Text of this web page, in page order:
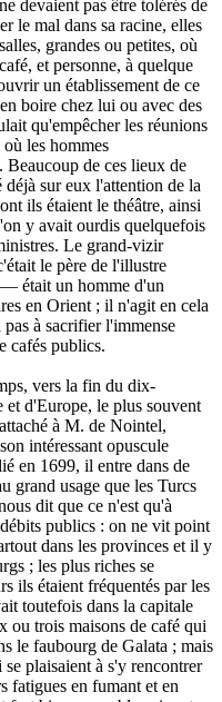
devaient pas être tolérés de
le mal dans sa racine, elles
grandes ou petites, où
et personne, à quelque
un établissement de ce
boire chez lui ou avec des
qu'empêcher les réunions
les hommes
Beaucoup de ces lieux de
sur eux l'attention de la
ils étaient le théâtre, ainsi
y avait ourdis quelquefois
Le grand-vizir
le père de l'illustre
— était un homme d'un
en Orient ; il n'agit en cela
à sacrifier l'immense
cafés publics.
vers la fin du dix-
et d'Europe, le plus souvent
à M. de Nointel,
intéressant opuscule
en 1699, il entre dans de
grand usage que les Turcs
dit que ce n'est qu'à
publics : on ne vit point
dans les provinces et il y
; les plus riches se
ils étaient fréquentés par les
toutefois dans la capitale
ou trois maisons de café qui
le faubourg de Galata ; mais
plaisaient à s'y rencontrer
fatigues en fumant et en